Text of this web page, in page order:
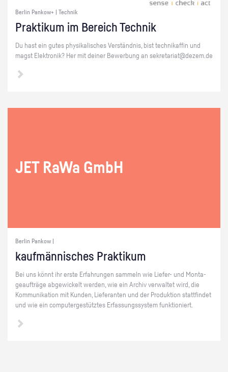
Berlin Pankow+ | Technik
Prak­ti­kum im Be­reich Tech­nik
Du hast ein gutes phy­si­ka­li­sches Ver­ständ­nis, bist tech­ni­kaf­fin und
magst Elek­tro­nik? Her mit dei­ner Be­wer­bung an se­kre­ta­ri­at@​dezem.​de
JET RaWa GmbH
Berlin Pankow |
kauf­män­ni­sches Prak­ti­kum
Bei uns könnt ihr erste Er­fah­run­gen sam­meln wie Lie­fer- und Mon­ta­
ge­auf­trä­ge ab­ge­wi­ckelt wer­den, wie ein Ar­chiv ver­wal­tet wird, die
Kom­mu­ni­ka­ti­on mit Kun­den, Lie­fe­ran­ten und der Pro­duk­ti­on statt­fin­det
und wie ein com­pu­ter­ge­stütz­tes Er­fas­sungs­sys­tem funk­tio­niert.